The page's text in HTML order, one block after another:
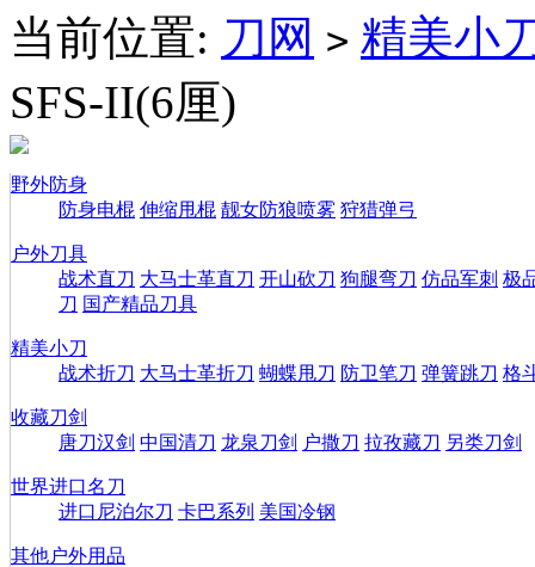
当前位置: 刀网 > 精美小
SFS-II(6厘)
野外防身
防身电棍 伸缩甩棍 靓女防狼喷雾 狩猎弹弓
户外刀具
战术直刀 大马士革直刀 开山砍刀 狗腿弯刀 仿品军刺 极
刀 国产精品刀具
精美小刀
战术折刀 大马士革折刀 蝴蝶甩刀 防卫笔刀 弹簧跳刀 格
收藏刀剑
唐刀汉剑 中国清刀 龙泉刀剑 户撒刀 拉孜藏刀 另类刀剑
世界进口名刀
进口尼泊尔刀 卡巴系列 美国冷钢
其他户外用品